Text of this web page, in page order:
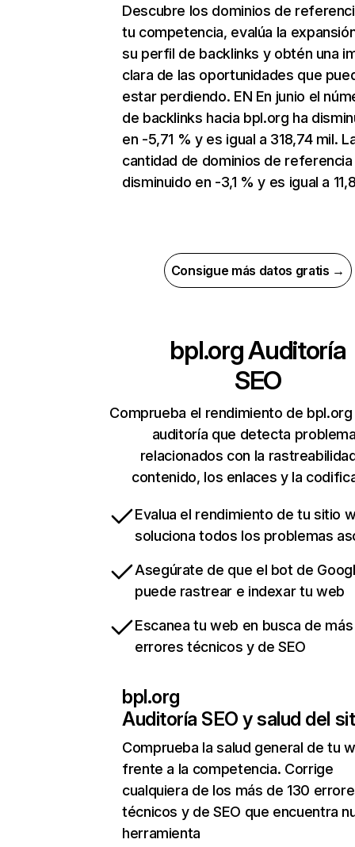
Descubre los dominios de
tu competencia, evalúa la
su perfil de backlinks y obtén una
clara de las oportunidades que
estar perdiendo. EN En junio el
de backlinks hacia bpl.org ha
en -5,71 % y es igual a 318,74 mil.
cantidad de dominios de referencia
disminuido en -3,1 % y es igual a
Consigue más datos gratis →
bpl.orgAuditoría
SEO
Comprueba el rendimiento de bpl.org
auditoría que detecta
relacionados con la
contenido, los enlaces y la
Evalua el rendimiento de tu sitio
soluciona todos los problemas
Asegúrate de que el bot de
puede rastrear e indexar tu web
Escanea tu web en busca de
errores técnicos y de SEO
bpl.org
Auditoría SEO y salud del
Comprueba la salud general de tu
frente a la competencia. Corrige
cualquiera de los más de 130
técnicos y de SEO que encuentra
herramienta